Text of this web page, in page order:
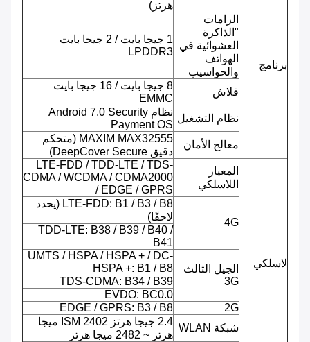
برنامج
هرتز)
الرامات
"الذاكرة
العشوائية في
الهواتف
والحواسيب
1 جيجا بايت / 2 جيجا بايت
LPDDR3
فلاش
8 جيجا بايت / 16 جيجا بايت
EMMC
نظام التشغيل
نظام Android 7.0 Security
Payment OS
معالج الأمان
MAXIM MAX32555 (متحكم
دقيق DeepCover Secure)
لاسلكي
المعيار
اللاسلكي
LTE-FDD / TDD-LTE / TDS-
CDMA / WCDMA / CDMA2000
/ EDGE / GPRS
4G
LTE-FDD: B1 / B3 / B8 (يحدد
لاحقًا)
TDD-LTE: B38 / B39 / B40 /
B41
الجيل الثالث
3G
UMTS / HSPA / HSPA + / DC-
HSPA +: B1 / B8
TDS-CDMA: B34 / B39
EVDO: BC0.0
2G
EDGE / GPRS: B3 / B8
شبكة WLAN
2.4 جيجا هرتز ISM 2402 ميجا
هرتز ~ 2482 ميجا هرتز